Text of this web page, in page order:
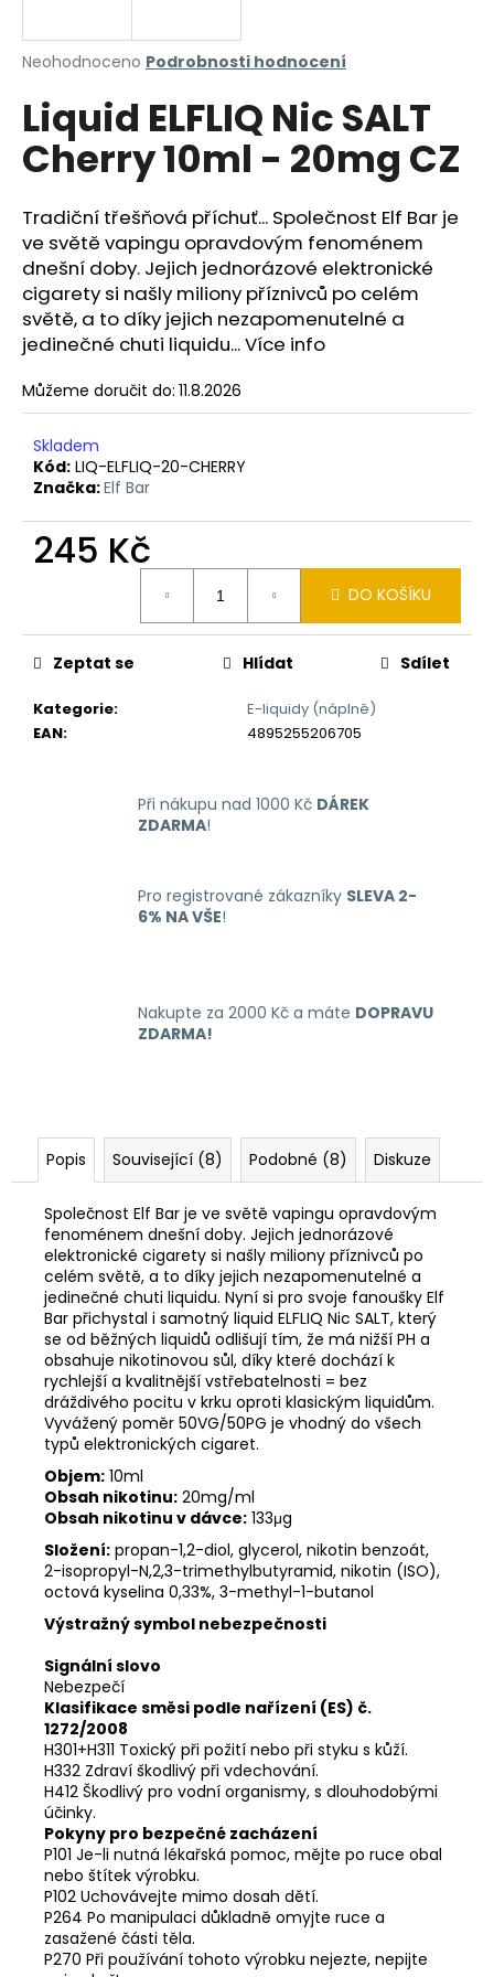
Průměrné
produktu
je
0,0
z
hvězdiček.
Neohodnoceno Podrobnosti hodnocení
Liquid ELFLIQ Nic SALT
Cherry 10ml - 20mg CZ
Tradiční třešňová příchuť... Společnost Elf Bar je
ve světě vapingu opravdovým fenoménem
dnešní doby. Jejich jednorázové elektronické
cigarety si našly miliony příznivců po celém
světě, a to díky jejich nezapomenutelné a
jedinečné chuti liquidu... Více info
Můžeme doručit do: 11.8.2026
Skladem
Kód: LIQ-ELFLIQ-20-CHERRY
Značka:Elf Bar
245 Kč
DO KOŠÍKU
Kategorie:
E-liquidy (náplně)
EAN: 4895255206705
Zeptat se Hlídat Sdílet
Při nákupu nad 1000 Kč DÁREK
ZDARMA!
Pro registrované zákazníky SLEVA 2-
6% NA VŠE!
Nakupte za 2000 Kč a máte DOPRAVU
ZDARMA!
Popis Související (8) Podobné (8) Diskuze
Společnost Elf Bar je ve světě vapingu opravdovým
fenoménem dnešní doby. Jejich jednorázové
elektronické cigarety si našly miliony příznivců po
celém světě, a to díky jejich nezapomenutelné a
jedinečné chuti liquidu. Nyní si pro svoje fanoušky Elf
Bar přichystal i samotný liquid ELFLIQ Nic SALT, který
se od běžných liquidů odlišují tím, že má nižší PH a
obsahuje nikotinovou sůl, díky které dochází k
rychlejší a kvalitnější vstřebatelnosti = bez
dráždivého pocitu v krku oproti klasickým liquidům.
Vyvážený poměr 50VG/50PG je vhodný do všech
typů elektronických cigaret.
Objem: 10ml
Obsah nikotinu: 20mg/ml
Obsah nikotinu v dávce: 133μg
Složení: propan-1,2-diol, glycerol, nikotin benzoát,
2-isopropyl-N,2,3-trimethylbutyramid, nikotin (ISO),
octová kyselina 0,33%, 3-methyl-1-butanol
Výstražný symbol nebezpečnosti
Signální slovo
Nebezpečí
Klasifikace směsi podle nařízení (ES) č.
1272/2008
H301+H311 Toxický při požití nebo při styku s kůží.
H332 Zdraví škodlivý při vdechování.
H412 Škodlivý pro vodní organismy, s dlouhodobými
účinky.
Pokyny pro bezpečné zacházení
P101 Je-li nutná lékařská pomoc, mějte po ruce obal
nebo štítek výrobku.
P102 Uchovávejte mimo dosah dětí.
P264 Po manipulaci důkladně omyjte ruce a
zasažené části těla.
P270 Při používání tohoto výrobku nejezte, nepijte
j
t
?
HLEDAT
D
p
u
č
u
ARAMAX
4PACK
MAX